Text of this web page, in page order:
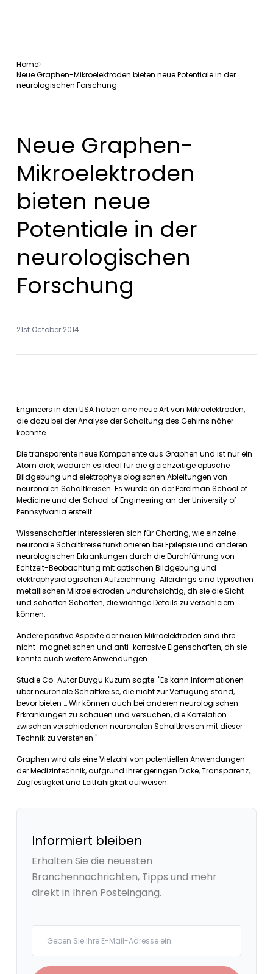
Home
Neue Graphen-Mikroelektroden bieten neue Potentiale in der
neurologischen Forschung
Neue Graphen-
Mikroelektroden
bieten neue
Potentiale in der
neurologischen
Forschung
21st October 2014
Engineers in den USA haben eine neue Art von Mikroelektroden,
die dazu bei der Analyse der Schaltung des Gehirns näher
koennte.
Die transparente neue Komponente aus Graphen und ist nur ein
Atom dick, wodurch es ideal für die gleichzeitige optische
Bildgebung und elektrophysiologischen Ableitungen von
neuronalen Schaltkreisen. Es wurde an der Perelman School of
Medicine und der School of Engineering an der University of
Pennsylvania erstellt.
Wissenschaftler interessieren sich für Charting, wie einzelne
neuronale Schaltkreise funktionieren bei Epilepsie und anderen
neurologischen Erkrankungen durch die Durchführung von
Echtzeit-Beobachtung mit optischen Bildgebung und
elektrophysiologischen Aufzeichnung. Allerdings sind typischen
metallischen Mikroelektroden undurchsichtig, dh sie die Sicht
und schaffen Schatten, die wichtige Details zu verschleiern
können.
Andere positive Aspekte der neuen Mikroelektroden sind ihre
nicht-magnetischen und anti-korrosive Eigenschaften, dh sie
könnte auch weitere Anwendungen.
Studie Co-Autor Duygu Kuzum sagte: "Es kann Informationen
über neuronale Schaltkreise, die nicht zur Verfügung stand,
bevor bieten … Wir können auch bei anderen neurologischen
Erkrankungen zu schauen und versuchen, die Korrelation
zwischen verschiedenen neuronalen Schaltkreisen mit dieser
Technik zu verstehen."
Graphen wird als eine Vielzahl von potentiellen Anwendungen
der Medizintechnik, aufgrund ihrer geringen Dicke, Transparenz,
Zugfestigkeit und Leitfähigkeit aufweisen.
Informiert bleiben
Erhalten Sie die neuesten
Branchennachrichten, Tipps und mehr
direkt in Ihren Posteingang.